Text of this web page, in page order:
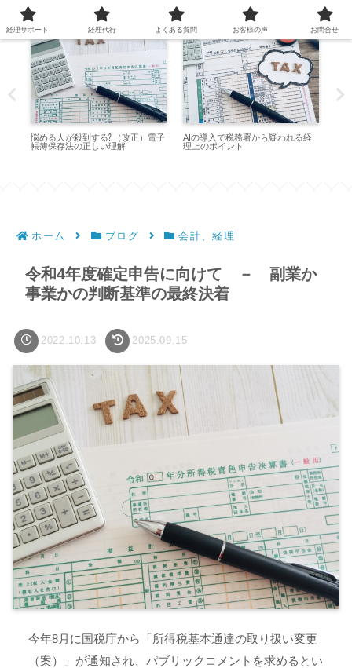
悩める人が殺到する⁈（改正）電子
帳簿保存法の正しい理解
AIの導入で税務署から疑われる経
理上のポイント
ホーム ブログ 会計、経理
令和4年度確定申告に向けて － 副業か
事業かの判断基準の最終決着
2022.10.13 2025.09.15
今年8月に国税庁から「所得税基本通達の取り扱い変更
（案）」が通知され、パブリックコメントを求めるとい
経理サポート 経理代行 よくある質問 お客様の声 お問合せ